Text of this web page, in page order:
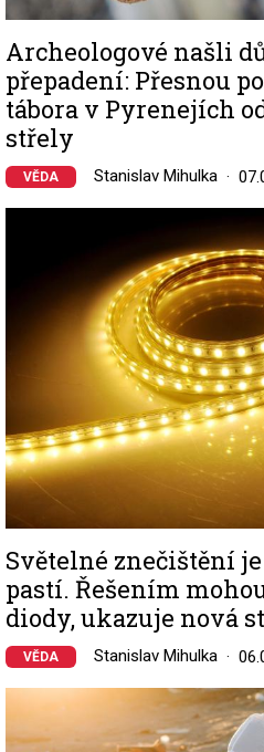
Archeologové našli
přepadení: Přesnou
tábora v Pyrenejích
střely
VĚDA Stanislav Mihulka
Světelné znečištění
pastí. Řešením
diody, ukazuje nová
VĚDA Stanislav Mihulka
Image